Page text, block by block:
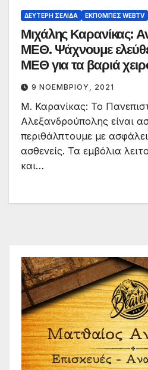
ΔΕΎΤΕΡΗ ΣΕΛΊΔΑ ΕΚΠΟΜΠΈΣ WEBTV
Μιχάλης Καρανίκας:
ΜΕΘ. Ψάχνουμε
ΜΕΘ για τα βαριά
περιστατικά
9 ΝΟΕΜΒΡΊΟΥ, 2021
Μ. Καρανίκας: Το
Αλεξανδρούπολης είναι
περιθάλπτουμε με
ασθενείς. Τα εμβόλια
και…